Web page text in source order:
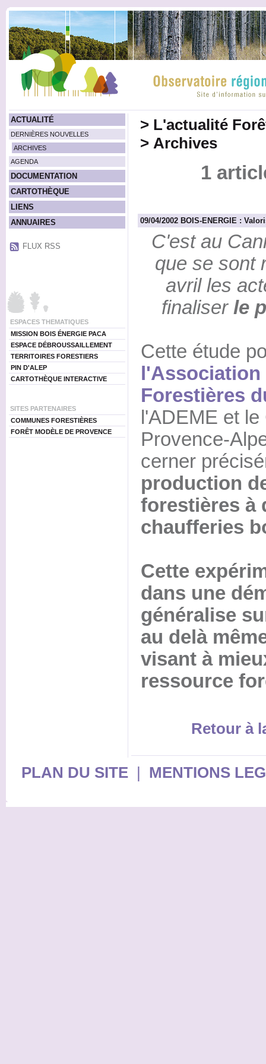
ACTUALITÉ
DERNIÈRES NOUVELLES
ARCHIVES
AGENDA
DOCUMENTATION
CARTOTHÈQUE
LIENS
ANNUAIRES
FLUX RSS
ESPACES THEMATIQUES
MISSION BOIS ÉNERGIE PACA
ESPACE DÉBROUSSAILLEMENT
TERRITOIRES FORESTIERS
PIN D'ALEP
CARTOTHÈQUE INTERACTIVE
SITES PARTENAIRES
COMMUNES FORESTIÈRES
FORÊT MODÈLE DE PROVENCE
> L'actualité
> Archives
1
09/04/2002 BOIS-ENERGIE :
C'est au
que se sont
avril les
finaliser le
Cette étude
Forestières
l'ADEME et
Provence-
cerner
production
forestières à
chaufferies
Cette
dans une
généralise
au delà
visant à
ressource
Retour à
PLAN DU SITE| MENTIONS